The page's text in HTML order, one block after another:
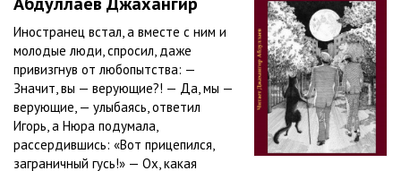
Иностранец встал, а вместе с ним и
молодые люди, спросил, даже
привизгнув от любопытства: —
Значит, вы — верующие?! — Да, мы —
верующие, — улыбаясь, ответил
Игорь, а Нюра подумала,
рассердившись: «Вот прицепился,
заграничный гусь!» — Ох, какая